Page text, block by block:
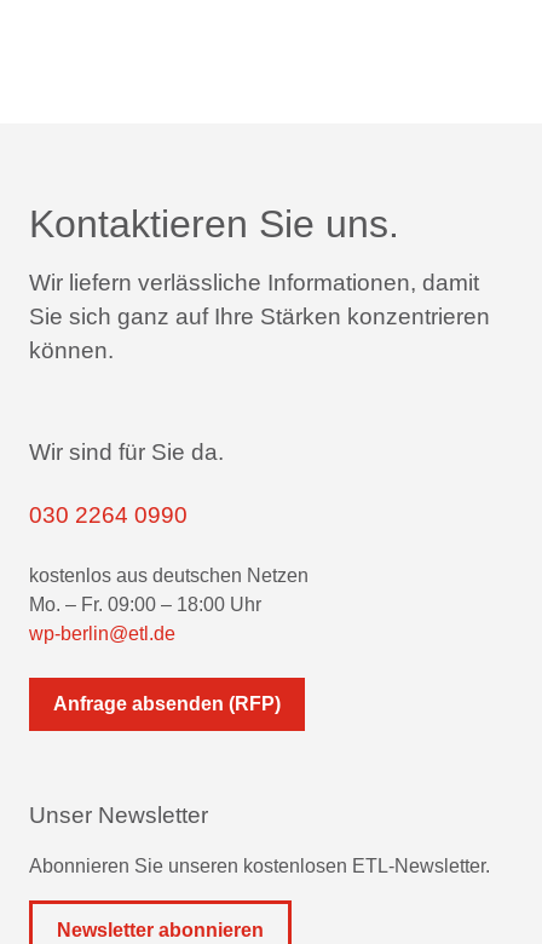
Kontaktieren Sie uns.
Wir liefern verlässliche Informationen, damit
Sie sich ganz auf Ihre Stärken konzentrieren
können.
Wir sind für Sie da.
030 2264 0990
kostenlos aus deutschen Netzen
Mo. – Fr. 09:00 – 18:00 Uhr
wp-berlin@etl.de
Anfrage absenden (RFP)
Unser Newsletter
Abonnieren Sie unseren kostenlosen ETL-Newsletter.
Newsletter abonnieren